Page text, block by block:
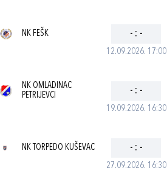
12.09.2026. 17:00
NK FEŠK - : -
19.09.2026. 16:30
NK OMLADINAC
PETRIJEVCI
- : -
27.09.2026. 16:30
NK TORPEDO KUŠEVAC - : -